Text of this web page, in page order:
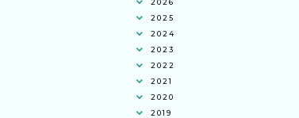
2026
2025
2024
2023
2022
2021
2020
2019